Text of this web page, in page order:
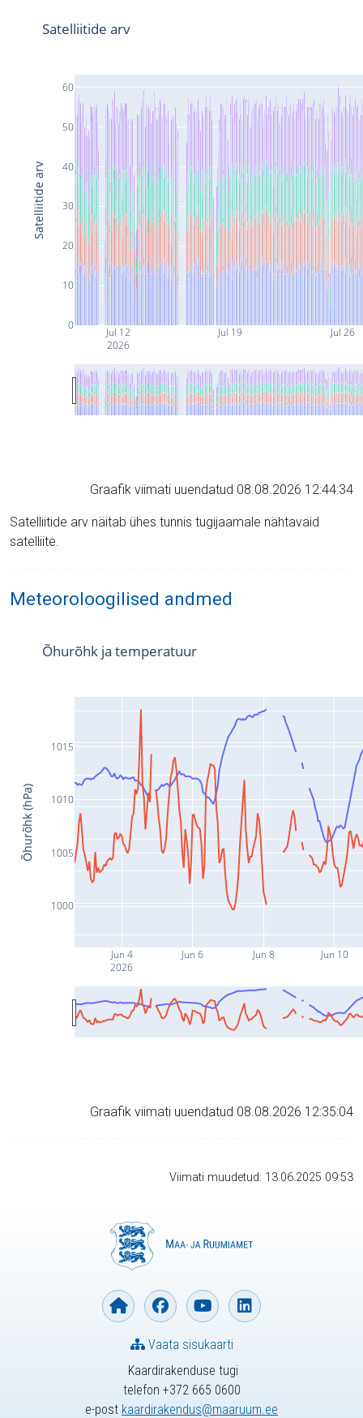
Jul 12
2026
Jul 19 Jul 26
0
10
20
30
40
50
60
Satelliitide arv
Satelliitide arv
Graafik viimati uuendatud 08.08.2026 12:44:34
Satelliitide arv näitab ühes tunnis tugijaamale nähtavaid
satelliite.
Meteoroloogilised andmed
Jun 4
2026
Jun 6 Jun 8 Jun 10
1000
1005
1010
1015
Õhurõhk ja temperatuur
Õhurõhk (hPa)
Graafik viimati uuendatud 08.08.2026 12:35:04
Viimati muudetud: 13.06.2025 09:53
Kaardirakenduse tugi
telefon +372 665 0600
e-post kaardirakendus@maaruum.ee
Vaata sisukaarti